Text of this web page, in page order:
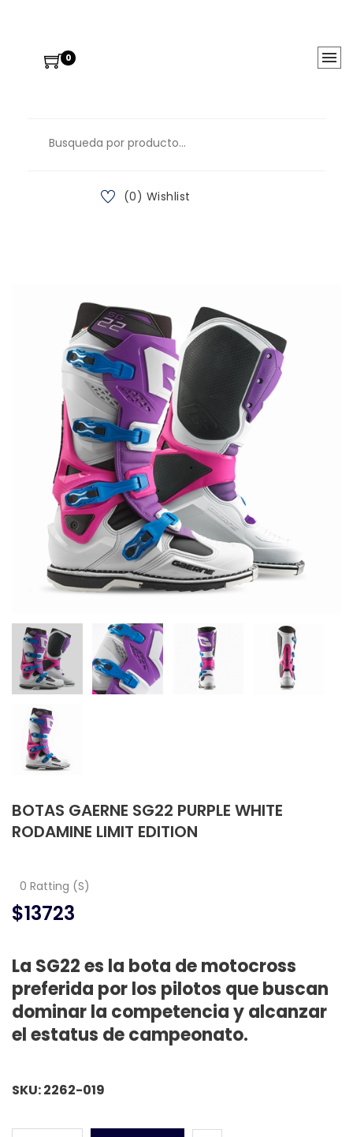
0
(0) Wishlist
BOTAS GAERNE SG22 PURPLE WHITE
RODAMINE LIMIT EDITION
0 Ratting (S)
$13723
La SG22 es la bota de motocross
preferida por los pilotos que buscan
dominar la competencia y alcanzar
el estatus de campeonato.
SKU: 2262-019